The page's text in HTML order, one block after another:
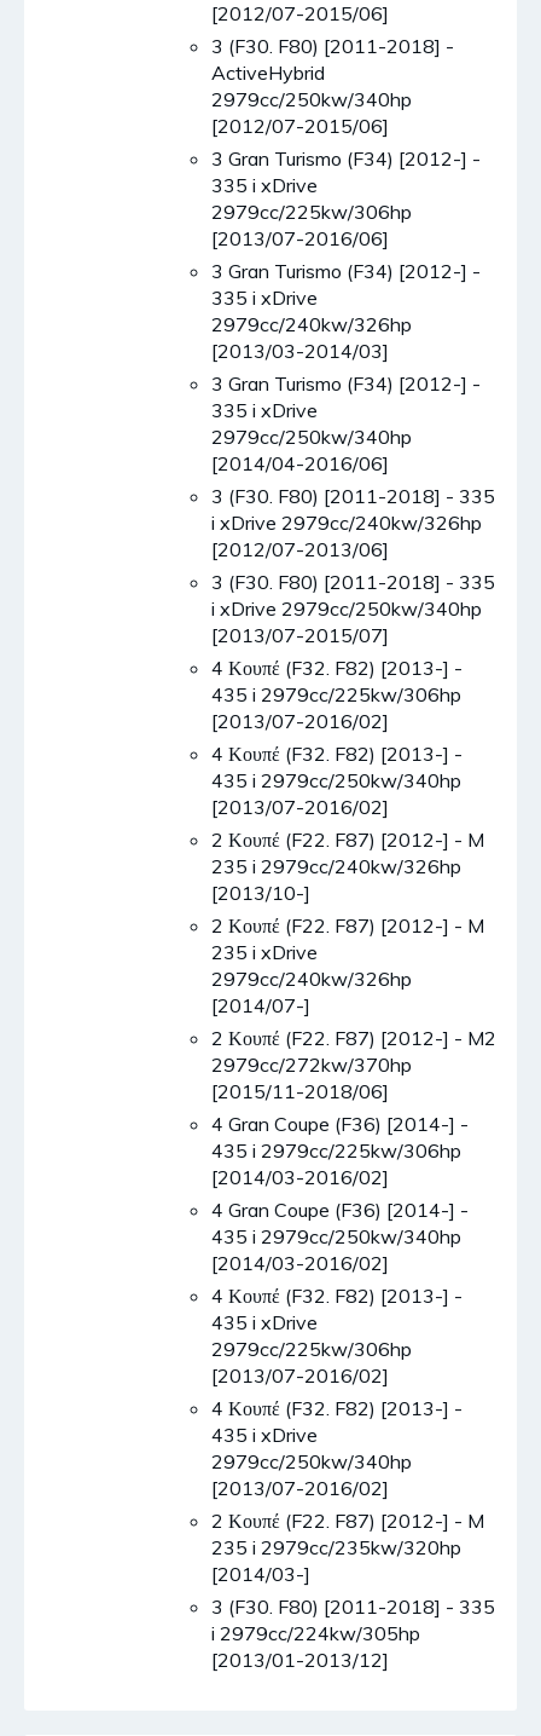
[2012/07-2015/06]
3 (F30. F80) [2011-2018] -
ActiveHybrid
2979cc/250kw/340hp
[2012/07-2015/06]
3 Gran Turismo (F34) [2012-] -
335 i xDrive
2979cc/225kw/306hp
[2013/07-2016/06]
3 Gran Turismo (F34) [2012-] -
335 i xDrive
2979cc/240kw/326hp
[2013/03-2014/03]
3 Gran Turismo (F34) [2012-] -
335 i xDrive
2979cc/250kw/340hp
[2014/04-2016/06]
3 (F30. F80) [2011-2018] - 335
i xDrive 2979cc/240kw/326hp
[2012/07-2013/06]
3 (F30. F80) [2011-2018] - 335
i xDrive 2979cc/250kw/340hp
[2013/07-2015/07]
4 Κουπέ (F32. F82) [2013-] -
435 i 2979cc/225kw/306hp
[2013/07-2016/02]
4 Κουπέ (F32. F82) [2013-] -
435 i 2979cc/250kw/340hp
[2013/07-2016/02]
2 Κουπέ (F22. F87) [2012-] - M
235 i 2979cc/240kw/326hp
[2013/10-]
2 Κουπέ (F22. F87) [2012-] - M
235 i xDrive
2979cc/240kw/326hp
[2014/07-]
2 Κουπέ (F22. F87) [2012-] - M2
2979cc/272kw/370hp
[2015/11-2018/06]
4 Gran Coupe (F36) [2014-] -
435 i 2979cc/225kw/306hp
[2014/03-2016/02]
4 Gran Coupe (F36) [2014-] -
435 i 2979cc/250kw/340hp
[2014/03-2016/02]
4 Κουπέ (F32. F82) [2013-] -
435 i xDrive
2979cc/225kw/306hp
[2013/07-2016/02]
4 Κουπέ (F32. F82) [2013-] -
435 i xDrive
2979cc/250kw/340hp
[2013/07-2016/02]
2 Κουπέ (F22. F87) [2012-] - M
235 i 2979cc/235kw/320hp
[2014/03-]
3 (F30. F80) [2011-2018] - 335
i 2979cc/224kw/305hp
[2013/01-2013/12]